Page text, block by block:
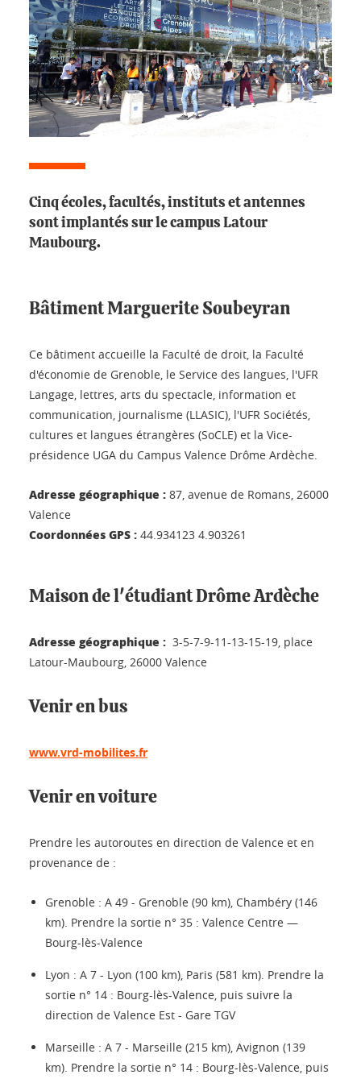
Cinq écoles, facultés, instituts et antennes
sont implantés sur le campus Latour
Maubourg.
Bâtiment Marguerite Soubeyran
Ce bâtiment accueille la Faculté de droit, la Faculté
d'économie de Grenoble, le Service des langues, l'UFR
Langage, lettres, arts du spectacle, information et
communication, journalisme (LLASIC), l'UFR Sociétés,
cultures et langues étrangères (SoCLE) et la Vice-
présidence UGA du Campus Valence Drôme Ardèche.
Adresse géographique : 87, avenue de Romans, 26000
Valence
Coordonnées GPS : 44.934123 4.903261
Maison de l'étudiant Drôme Ardèche
Adresse géographique : 3-5-7-9-11-13-15-19, place
Latour-Maubourg, 26000 Valence
Venir en bus
www.vrd-mobilites.fr
Venir en voiture
Prendre les autoroutes en direction de Valence et en
provenance de :
Grenoble : A 49 - Grenoble (90 km), Chambéry (146
km). Prendre la sortie n° 35 : Valence Centre —
Bourg-lès-Valence
Lyon : A 7 - Lyon (100 km), Paris (581 km). Prendre la
sortie n° 14 : Bourg-lès-Valence, puis suivre la
direction de Valence Est - Gare TGV
Marseille : A 7 - Marseille (215 km), Avignon (139
km). Prendre la sortie n° 14 : Bourg-lès-Valence, puis